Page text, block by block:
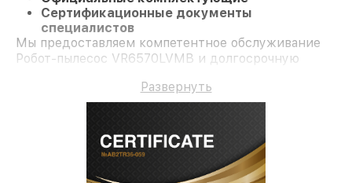
Сертификационные документы
специалистов
Мы предоставляем компетентное обслуживание
Робот-пылесос VR6570LVMB и долгосрочную
Развернуть